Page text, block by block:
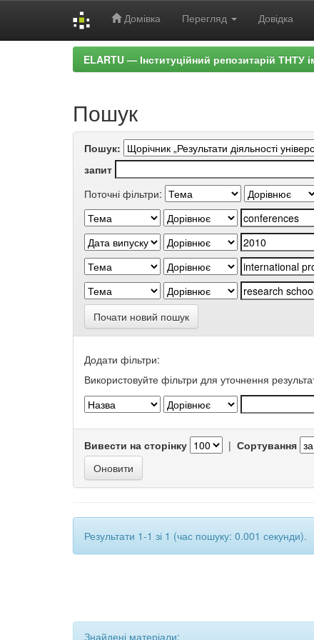
Домівка Перегляд Довідка
ELARTU — Інституційний репозитарій ТНТУ
Пошук
Пошук:
запит
Поточні фільтри:
Почати новий пошук
Додати фільтри:
Використовуйте фільтри для уточнення
Вивести на сторінку | Сортування
Результати 1-1 зі 1 (час пошуку: 0.001 секунди).
Знайдені матеріали: